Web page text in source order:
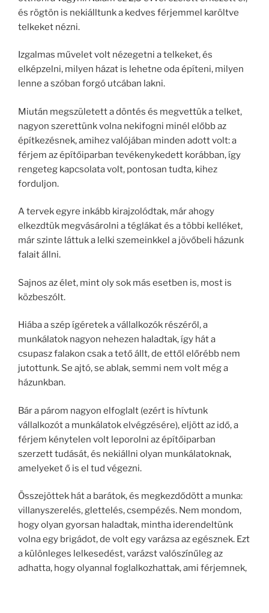
és rögtön is nekiálltunk a kedves férjemmel karöltve
telkeket nézni.
Izgalmas művelet volt nézegetni a telkeket, és
elképzelni, milyen házat is lehetne oda építeni, milyen
lenne a szóban forgó utcában lakni.
Miután megszületett a döntés és megvettük a telket,
nagyon szerettünk volna nekifogni minél előbb az
építkezésnek, amihez valójában minden adott volt: a
férjem az építőiparban tevékenykedett korábban, így
rengeteg kapcsolata volt, pontosan tudta, kihez
forduljon.
A tervek egyre inkább kirajzolódtak, már ahogy
elkezdtük megvásárolni a téglákat és a többi kelléket,
már szinte láttuk a lelki szemeinkkel a jövőbeli házunk
falait állni.
Sajnos az élet, mint oly sok más esetben is, most is
közbeszólt.
Hiába a szép ígéretek a vállalkozók részéről, a
munkálatok nagyon nehezen haladtak, így hát a
csupasz falakon csak a tető állt, de ettől előrébb nem
jutottunk. Se ajtó, se ablak, semmi nem volt még a
házunkban.
Bár a párom nagyon elfoglalt (ezért is hívtunk
vállalkozót a munkálatok elvégzésére), eljött az idő, a
férjem kénytelen volt leporolni az építőiparban
szerzett tudását, és nekiállni olyan munkálatoknak,
amelyeket ő is el tud végezni.
Összejöttek hát a barátok, és megkezdődött a munka:
villanyszerelés, glettelés, csempézés. Nem mondom,
hogy olyan gyorsan haladtak, mintha iderendeltünk
volna egy brigádot, de volt egy varázsa az egésznek. Ezt
a különleges lelkesedést, varázst valószínűleg az
adhatta, hogy olyannal foglalkozhattak, ami férjemnek,